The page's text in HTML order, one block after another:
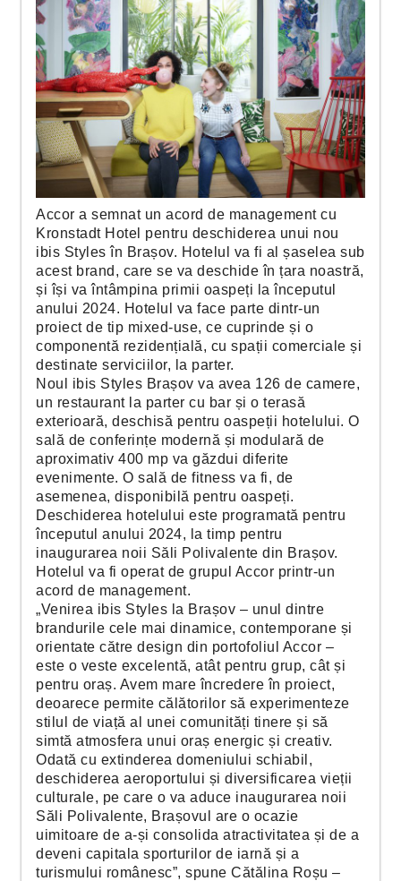
Accor a semnat un acord de management cu
Kronstadt Hotel pentru deschiderea unui nou
ibis Styles în Brașov. Hotelul va fi al șaselea sub
acest brand, care se va deschide în țara noastră,
și își va întâmpina primii oaspeți la începutul
anului 2024. Hotelul va face parte dintr-un
proiect de tip mixed-use, ce cuprinde și o
componentă rezidențială, cu spații comerciale și
destinate serviciilor, la parter.
Noul ibis Styles Brașov va avea 126 de camere,
un restaurant la parter cu bar și o terasă
exterioară, deschisă pentru oaspeții hotelului. O
sală de conferințe modernă și modulară de
aproximativ 400 mp va găzdui diferite
evenimente. O sală de fitness va fi, de
asemenea, disponibilă pentru oaspeți.
Deschiderea hotelului este programată pentru
începutul anului 2024, la timp pentru
inaugurarea noii Săli Polivalente din Brașov.
Hotelul va fi operat de grupul Accor printr-un
acord de management.
„Venirea ibis Styles la Brașov – unul dintre
brandurile cele mai dinamice, contemporane și
orientate către design din portofoliul Accor –
este o veste excelentă, atât pentru grup, cât și
pentru oraș. Avem mare încredere în proiect,
deoarece permite călătorilor să experimenteze
stilul de viață al unei comunități tinere și să
simtă atmosfera unui oraș energic și creativ.
Odată cu extinderea domeniului schiabil,
deschiderea aeroportului și diversificarea vieții
culturale, pe care o va aduce inaugurarea noii
Săli Polivalente, Brașovul are o ocazie
uimitoare de a-și consolida atractivitatea și de a
deveni capitala sporturilor de iarnă și a
turismului românesc”, spune Cătălina Roșu –